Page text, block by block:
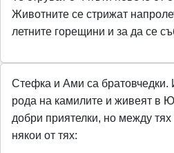
Животните се стрижат
летните горещини и за да се
Стефка и Ами са братовчедки.
рода на камилите и живеят в
добри приятелки, но между
някои от тях: